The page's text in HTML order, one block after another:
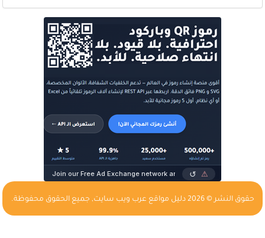
حقوق النشر © 2026 دليل مواقع عرب ويب سايت, جميع الحقوق محفوظة.